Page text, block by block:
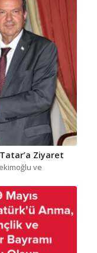
Ziyaret
ve